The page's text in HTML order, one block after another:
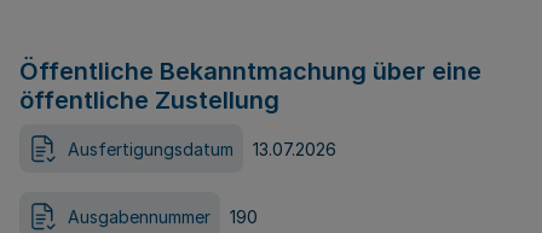
Öffentliche Bekanntmachung über eine
öffentliche Zustellung
Ausfertigungsdatum 13.07.2026
Ausgabennummer 190